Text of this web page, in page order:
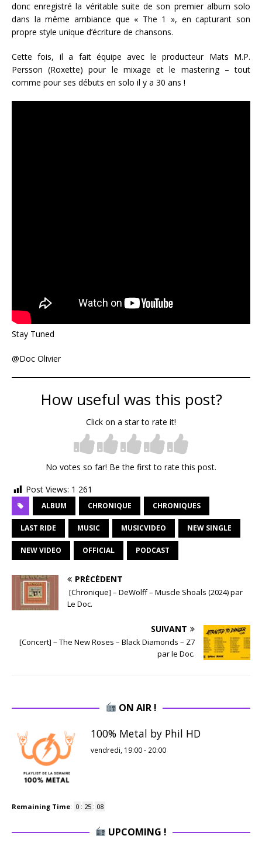
donc enregistré la véritable suite de son premier album solo
dans la même ambiance que « The 1 », en capturant son
propre style unique d’écriture de chansons.
Cette fois, il a fait équipe avec le producteur Mats M.P.
Persson (Roxette) pour le mixage et le mastering – tout
comme pour ses débuts en solo il y a 30 ans !
Stay Tuned
@Doc Olivier
How useful was this post?
Click on a star to rate it!
No votes so far! Be the first to rate this post.
Post Views: 1 261
ALBUM CHRONIQUE CHRONIQUES
LAST RIDE MUSIC MUSICVIDEO NEW SINGLE
NEW VIDEO OFFICIAL PODCAST
PRÉCÉDENT
[Chronique] – DeWolff – Muscle Shoals (2024) par
Le Doc.
SUIVANT
[Concert] – The New Roses – Black Diamonds – Z7
par le Doc.
ON AIR !
100% Metal by Phil HD
vendredi, 19:00- 20:00
Remaining Time: 0 : 25 : 07
UPCOMING !